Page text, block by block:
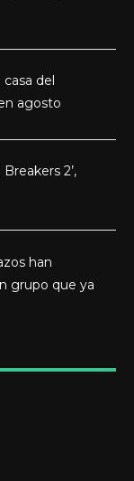
del
agosto
2’,
han
grupo que ya